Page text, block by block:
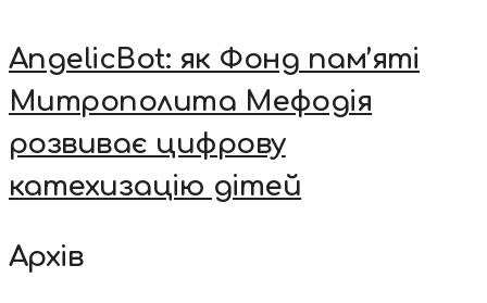
AngelicBot: як Фонд пам’яті
Митрополита Мефодія
розвиває цифрову
катехизацію дітей
Архів